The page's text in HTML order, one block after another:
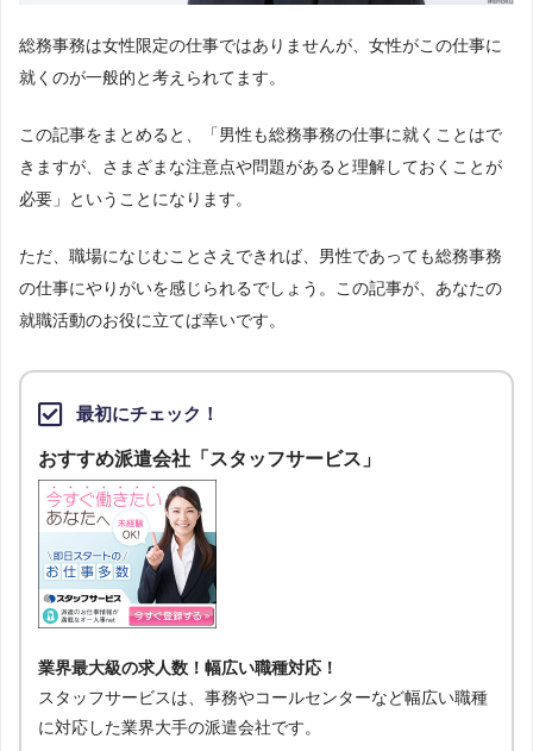
総務事務は女性限定の仕事ではありませんが、女性がこの仕事に
就くのが一般的と考えられてます。
この記事をまとめると、「男性も総務事務の仕事に就くことはで
きますが、さまざまな注意点や問題があると理解しておくことが
必要」ということになります。
ただ、職場になじむことさえできれば、男性であっても総務事務
の仕事にやりがいを感じられるでしょう。この記事が、あなたの
就職活動のお役に立てば幸いです。
最初にチェック！
おすすめ派遣会社「スタッフサービス」
業界最大級の求人数！幅広い職種対応！
スタッフサービスは、事務やコールセンターなど幅広い職種
に対応した業界大手の派遣会社です。